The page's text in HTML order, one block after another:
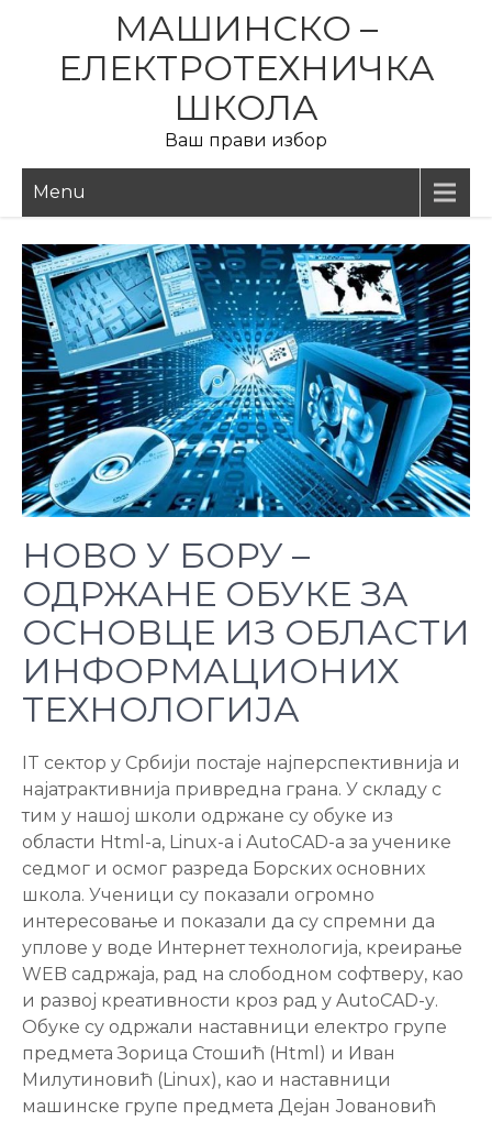
content
МАШИНСКО –
ЕЛЕКТРОТЕХНИЧКА
ШКОЛА
Ваш прави избор
Menu
НОВО У БОРУ –
ОДРЖАНЕ ОБУКЕ ЗА
ОСНОВЦЕ ИЗ ОБЛАСТИ
ИНФОРМАЦИОНИХ
ТЕХНОЛОГИЈА
IT сектор у Србији постаје најперспективнија и
најатрактивнија привредна грана. У складу с
тим у нашој школи одржане су обуке из
области Html-a, Linux-a i AutoCAD-a за ученике
седмог и осмог разреда Борских основних
школа. Ученици су показали огромно
интересовање и показали да су спремни да
уплове у воде Интернет технологија, креирање
WEB садржаја, рад на слободном софтверу, као
и развој креативности кроз рад у AutoCAD-у.
Обуке су одржали наставници електро групе
предмета Зорица Стошић (Html) и Иван
Милутиновић (Linux), као и наставници
машинске групе предмета Дејан Јовановић